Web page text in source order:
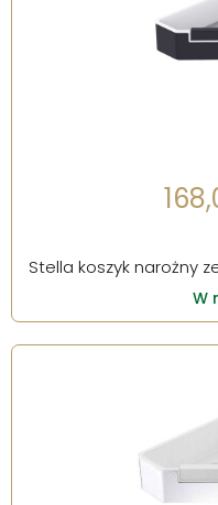
Stella koszyk narożny
W